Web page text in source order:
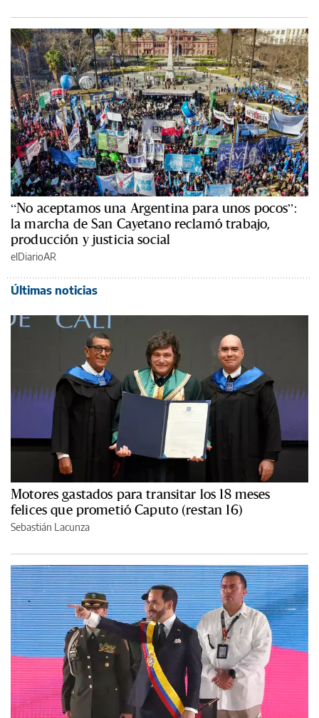
“No aceptamos una Argentina para unos pocos”:
la marcha de San Cayetano reclamó trabajo,
producción y justicia social
elDiarioAR
Últimas noticias
Motores gastados para transitar los 18 meses
felices que prometió Caputo (restan 16)
Sebastián Lacunza